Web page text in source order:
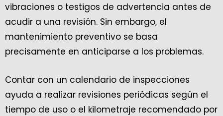
vibraciones o testigos de advertencia antes de
acudir a una revisión. Sin embargo, el
mantenimiento preventivo se basa
precisamente en anticiparse a los problemas.
Contar con un calendario de inspecciones
ayuda a realizar revisiones periódicas según el
tiempo de uso o el kilometraje recomendado por